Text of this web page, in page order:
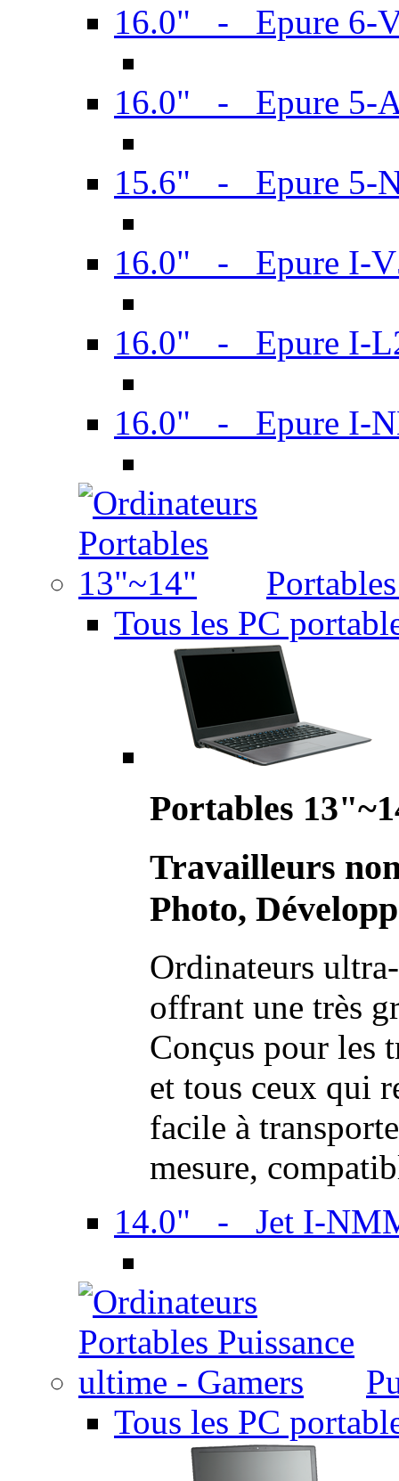
16.0" - Epure 6-
16.0" - Epure 5-
15.6" - Epure 5-
16.0" - Epure I-
16.0" - Epure I-
16.0" - Epure I-
Tous les PC
Portables
Travailleurs
Photo,
Ordinateurs
offrant une très
Conçus pour les
et tous ceux qui
facile à
mesure,
14.0" - Jet I-
Tous les PC